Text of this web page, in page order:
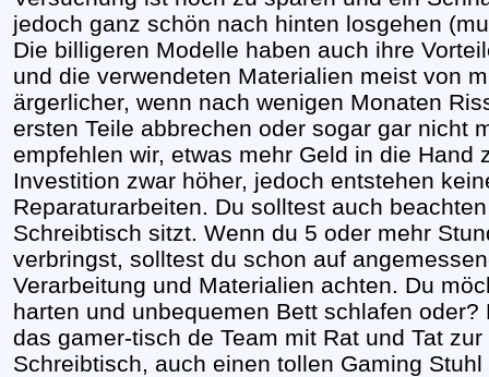
jedoch ganz schön nach hinten losgehen
Die billigeren Modelle haben auch ihre
und die verwendeten Materialien meist von
ärgerlicher, wenn nach wenigen Monaten
ersten Teile abbrechen oder sogar gar nicht
empfehlen wir, etwas mehr Geld in die Hand
Investition zwar höher, jedoch entstehen
Reparaturarbeiten. Du solltest auch
Schreibtisch sitzt. Wenn du 5 oder mehr
verbringst, solltest du schon auf
Verarbeitung und Materialien achten. Du
harten und unbequemen Bett schlafen
das gamer-tisch de Team mit Rat und Tat
Schreibtisch, auch einen tollen Gaming